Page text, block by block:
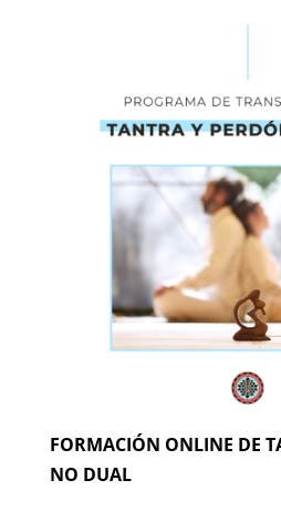
FORMACIÓN ONLINE DE
NO DUAL